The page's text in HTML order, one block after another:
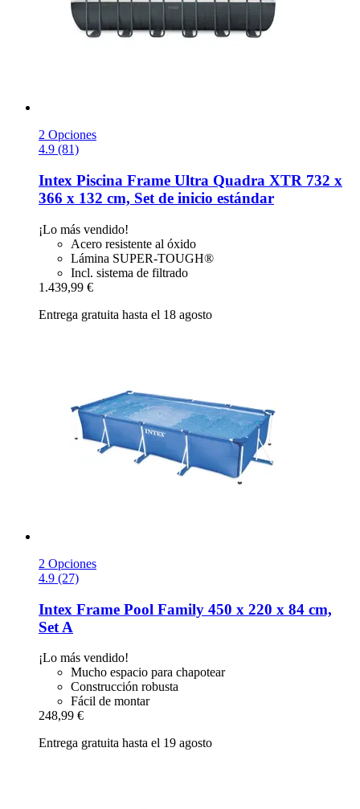
2 Opciones
4.9 (81)
Intex Piscina Frame Ultra Quadra XTR 732 x
366 x 132 cm, Set de inicio estándar
¡Lo más vendido!
Acero resistente al óxido
Lámina SUPER-TOUGH®
Incl. sistema de filtrado
1.439,99 €
Entrega gratuita hasta el 18 agosto
2 Opciones
4.9 (27)
Intex Frame Pool Family 450 x 220 x 84 cm,
Set A
¡Lo más vendido!
Mucho espacio para chapotear
Construcción robusta
Fácil de montar
248,99 €
Entrega gratuita hasta el 19 agosto